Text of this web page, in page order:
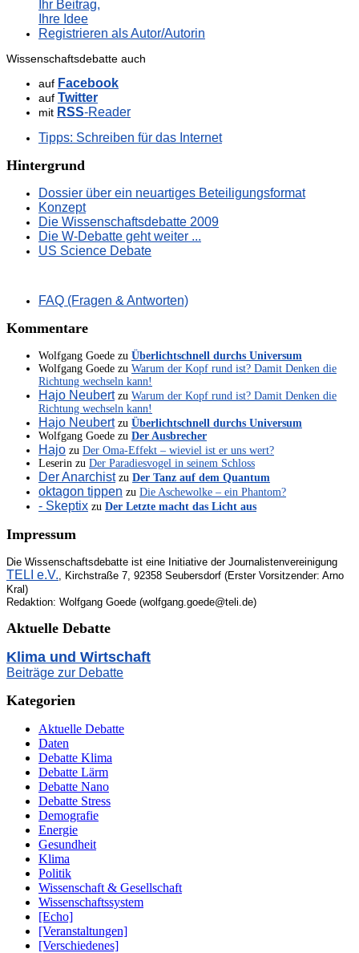
Ihr Beitrag,
Ihre Idee
Registrieren als Autor/Autorin
Wissenschaftsdebatte auch
auf Facebook
auf Twitter
mit RSS-Reader
Tipps: Schreiben für das Internet
Hintergrund
Dossier über ein neuartiges Beteiligungsformat
Konzept
Die Wissenschaftsdebatte 2009
Die W-Debatte geht weiter ...
US Science Debate
FAQ (Fragen & Antworten)
Kommentare
Wolfgang Goede zu Überlichtschnell durchs Universum
Wolfgang Goede zu Warum der Kopf rund ist? Damit Denken die
Richtung wechseln kann!
Hajo Neubertzu Warum der Kopf rund ist? Damit Denken die
Richtung wechseln kann!
Hajo Neubertzu Überlichtschnell durchs Universum
Wolfgang Goede zu Der Ausbrecher
Hajo zu Der Oma-Effekt – wieviel ist er uns wert?
Leserin zu Der Paradiesvogel in seinem Schloss
Der Anarchistzu Der Tanz auf dem Quantum
oktagon tippen zu Die Aschewolke – ein Phantom?
- Skeptix zu Der Letzte macht das Licht aus
Impressum
Die Wissenschaftsdebatte ist eine Initiative der Journalistenvereinigung
TELI e.V., Kirchstraße 7, 92358 Seubersdorf (Erster Vorsitzender: Arno
Kral)
Redaktion: Wolfgang Goede (wolfgang.goede@teli.de)
Aktuelle Debatte
Klima und Wirtschaft
Beiträge zur Debatte
Kategorien
Aktuelle Debatte
Daten
Debatte Klima
Debatte Lärm
Debatte Nano
Debatte Stress
Demografie
Energie
Gesundheit
Klima
Politik
Wissenschaft & Gesellschaft
Wissenschaftssystem
[Echo]
[Veranstaltungen]
[Verschiedenes]